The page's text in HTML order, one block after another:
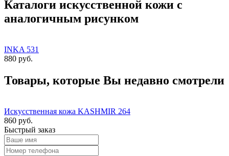
Каталоги искусственной кожи с
аналогичным рисунком
INKA 531
880 руб.
Товары, которые Вы недавно смотрели
Искусственная кожа KASHMIR 264
860 руб.
Быстрый заказ